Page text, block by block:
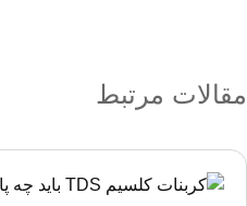
مقالات مرتبط